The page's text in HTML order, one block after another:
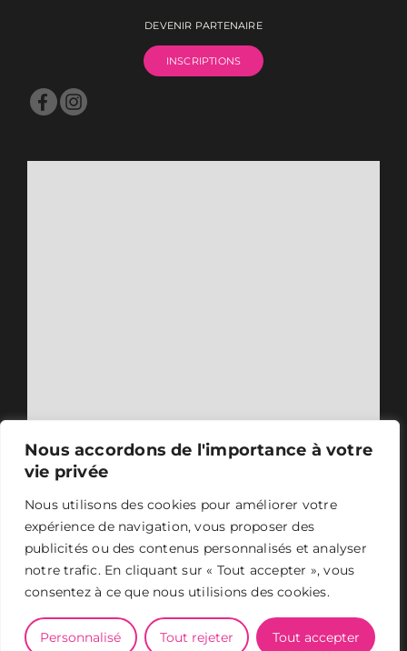
Nous accordons de l'importance à votre
vie privée
Nous utilisons des cookies pour améliorer votre
expérience de navigation, vous proposer des
publicités ou des contenus personnalisés et analyser
notre trafic. En cliquant sur « Tout accepter », vous
consentez à ce que nous utilisions des cookies.
Personnalisé Tout rejeter Tout accepter
DEVENIR PARTENAIRE
INSCRIPTIONS
ASER 2024 - Tous droits réservés - Mentions légales